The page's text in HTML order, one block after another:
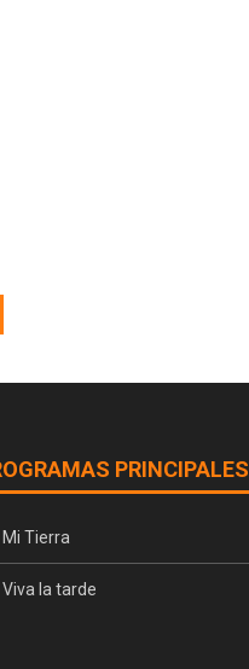
PRINCIPALES
Mi Tierra
Viva la tarde